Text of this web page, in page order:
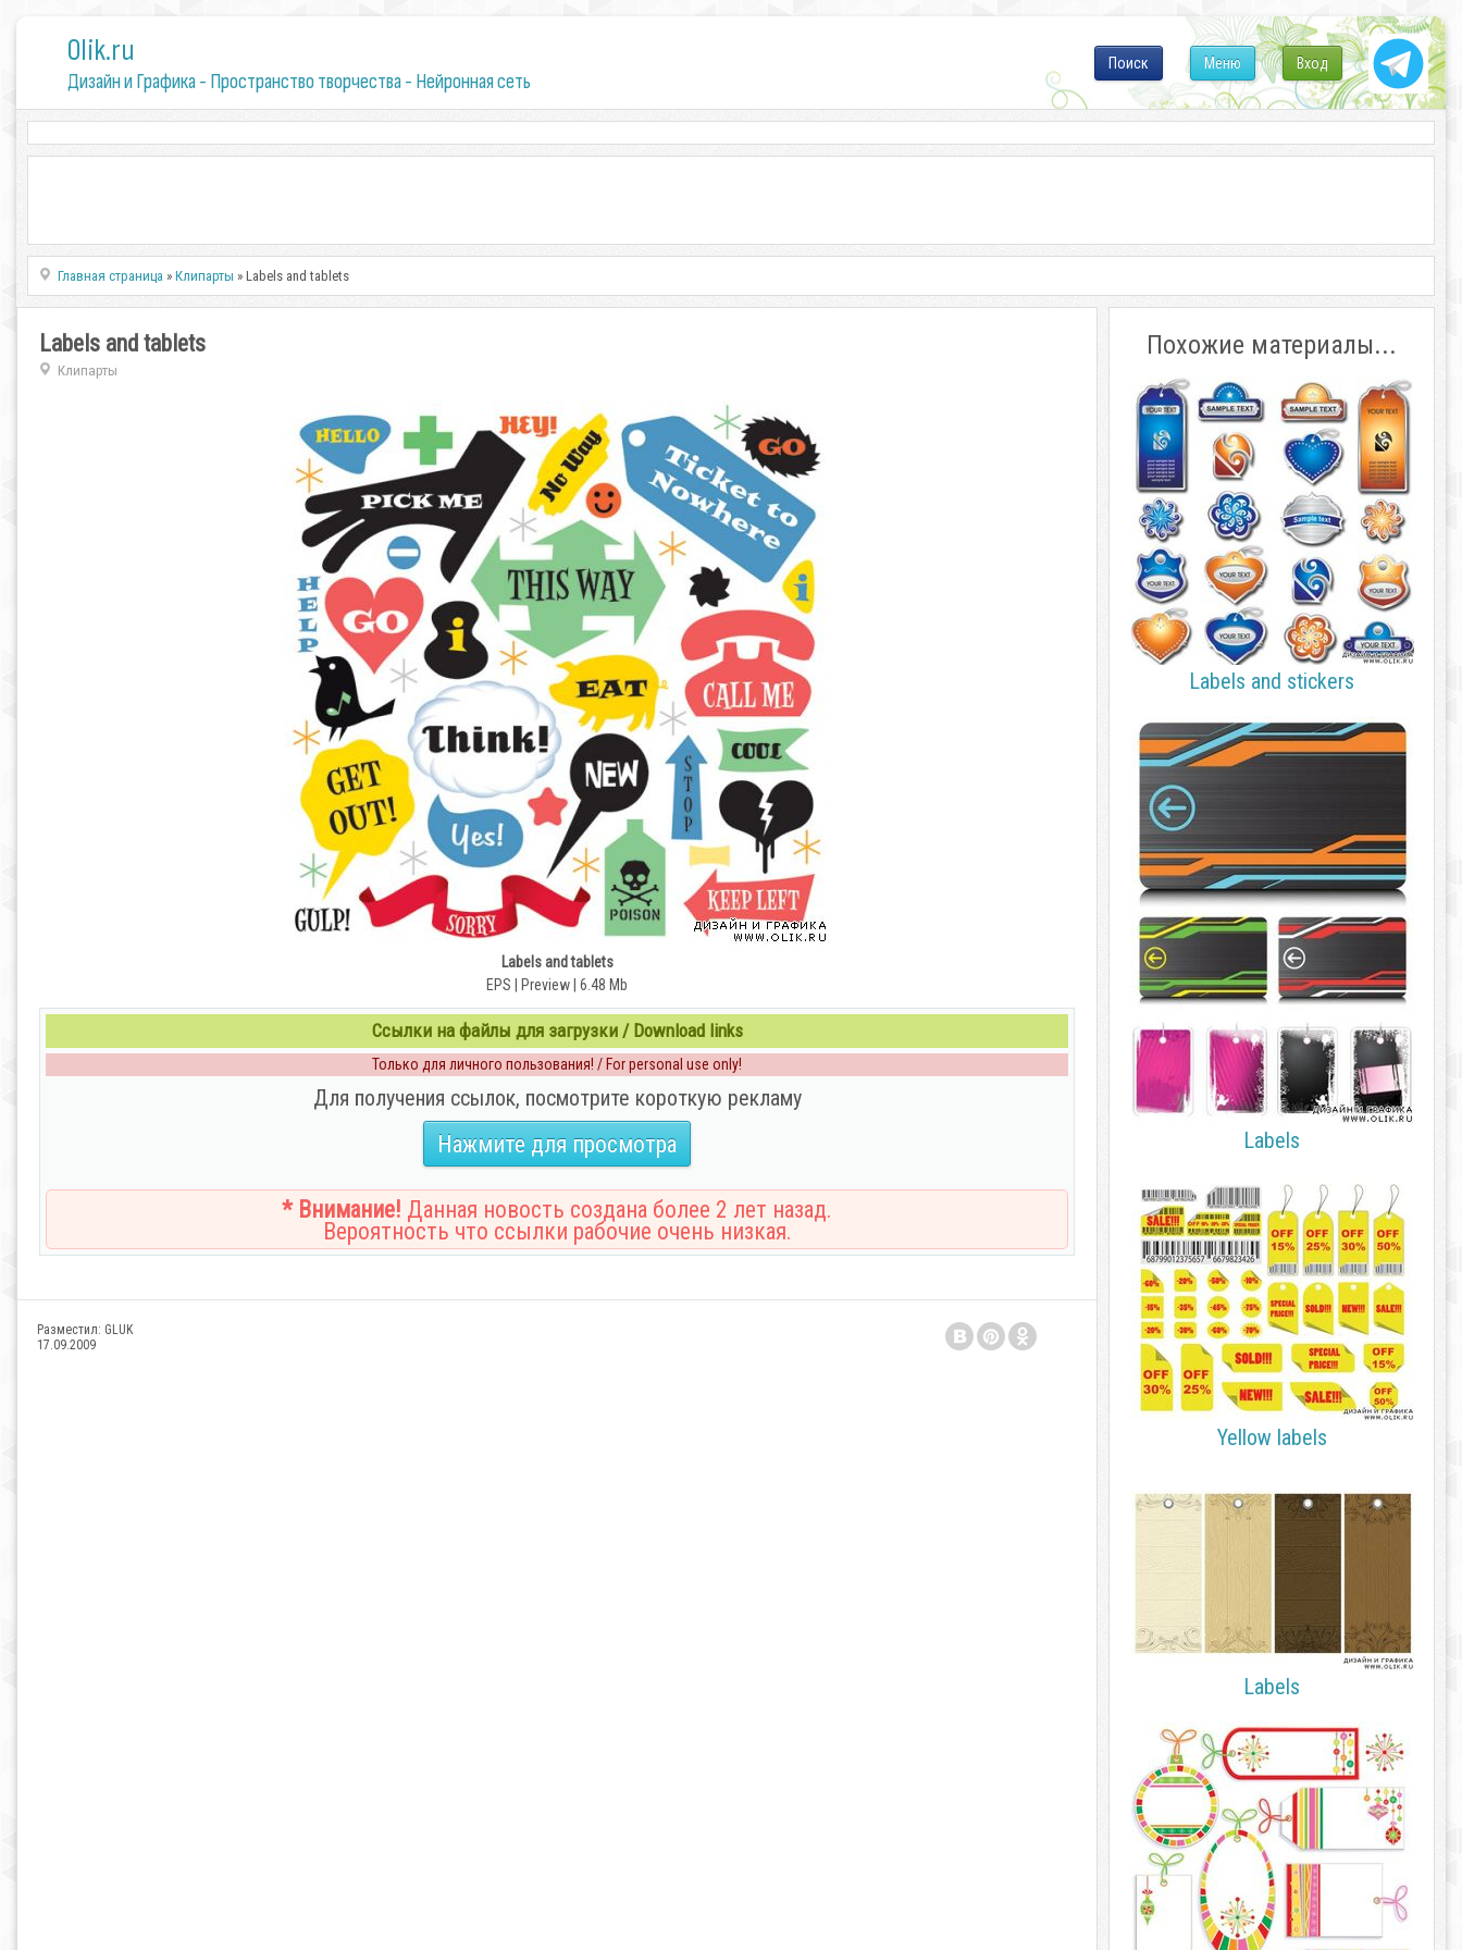
0lik.ru
Дизайн и Графика - Пространство творчества - Нейронная сеть
Вход
Меню
Поиск
Главная страница »Клипарты » Labels and tablets
Labels and tablets
Клипарты
Labels and tablets
EPS | Preview | 6.48 Mb
Ссылки на файлы для загрузки / Download links
Только для личного пользования! / For personal use only!
Для получения ссылок, посмотрите короткую рекламу
Нажмите для просмотра
* Внимание! Данная новость создана более 2 лет назад.
Вероятность что ссылки рабочие очень низкая.
Разместил: GLUK
17.09.2009
Похожие материалы...
Labels and stickers
Labels
Yellow labels
Labels